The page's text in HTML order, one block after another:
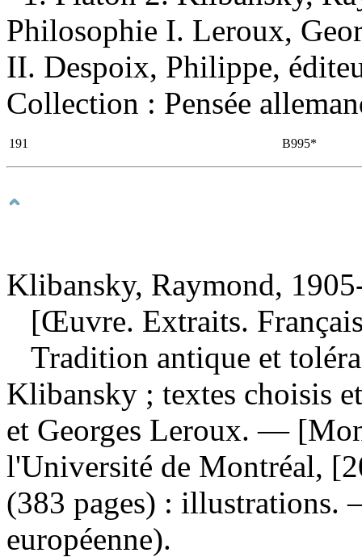
Philosophie I. Leroux,
II. Despoix, Philippe,
Collection : Pensée
191 B995*
Klibansky, Raymond,
[Œuvre. Extraits.
Tradition antique et
Klibansky ; textes choisis
et Georges Leroux. —
l'Université de Montréal,
(383 pages) : illustrations.
européenne).